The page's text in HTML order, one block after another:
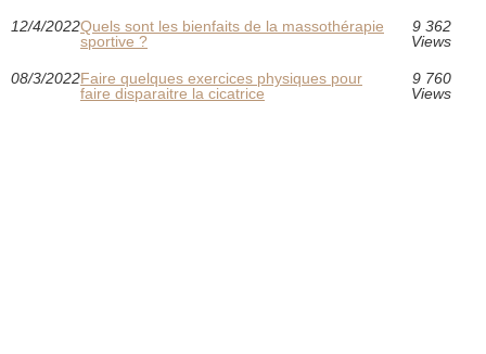
12/4/2022Quels sont les bienfaits de la massothérapie
sportive ?
9 362
Views
08/3/2022Faire quelques exercices physiques pour
faire disparaitre la cicatrice
9 760
Views